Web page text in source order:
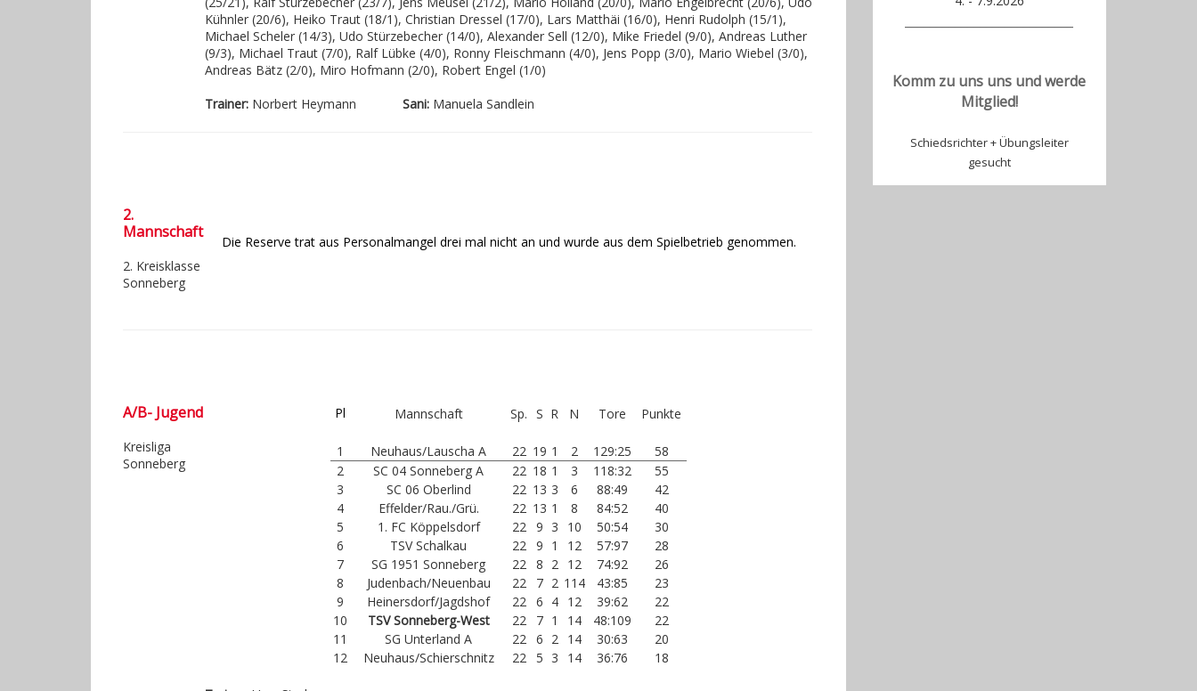
Kühnler (20/6), Heiko Traut (18/1), Christian Dressel (17/0), Lars Matthäi (16/0), Henri Rudolph (15/1),
Michael Scheler (14/3), Udo Stürzebecher (14/0), Alexander Sell (12/0), Mike Friedel (9/0), Andreas Luther
(9/3), Michael Traut (7/0), Ralf Lübke (4/0), Ronny Fleischmann (4/0), Jens Popp (3/0), Mario Wiebel (3/0),
Andreas Bätz (2/0), Miro Hofmann (2/0), Robert Engel (1/0)
Trainer: Norbert HeymannSani: Manuela Sandlein
2.
Mannschaft
2. Kreisklasse
Sonneberg
Die Reserve trat aus Personalmangel drei mal nicht an und wurde aus dem Spielbetrieb genommen.
A/B- Jugend
Kreisliga
Sonneberg
Pl Mannschaft Sp. S R N Tore Punkte
1 Neuhaus/Lauscha A 22 19 1 2 129:25
58
2
SC 04 Sonneberg A 22 18 1 3 118:32
55
3
SC 06 Oberlind 22 13 3 6 88:49
42
4
Effelder/Rau./Grü. 22 13 1 8 84:52
40
5
1. FC Köppelsdorf 22 9 3 10 50:54
30
6
TSV Schalkau 22 9 1 12 57:97
28
7
SG 1951 Sonneberg 22 8 2 12 74:92
26
8
Judenbach/Neuenbau 22 7 2 114 43:85
23
9
Heinersdorf/Jagdshof 22 6 4 12 39:62
22
10
TSV Sonneberg-West 22 7 1 14 48:109
22
11
SG Unterland A 22 6 2 14 30:63
20
12
Neuhaus/Schierschnitz 22 5 3 14 36:76 18
Komm zu uns uns und werde
Mitglied!
Schiedsrichter + Übungsleiter
gesucht